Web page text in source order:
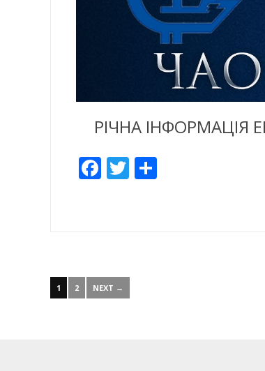
РІЧНА ІНФОРМАЦІЯ
Facebook
Twitter
Empfehlen
1 2 NEXT →